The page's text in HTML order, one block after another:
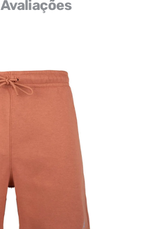
Avaliações